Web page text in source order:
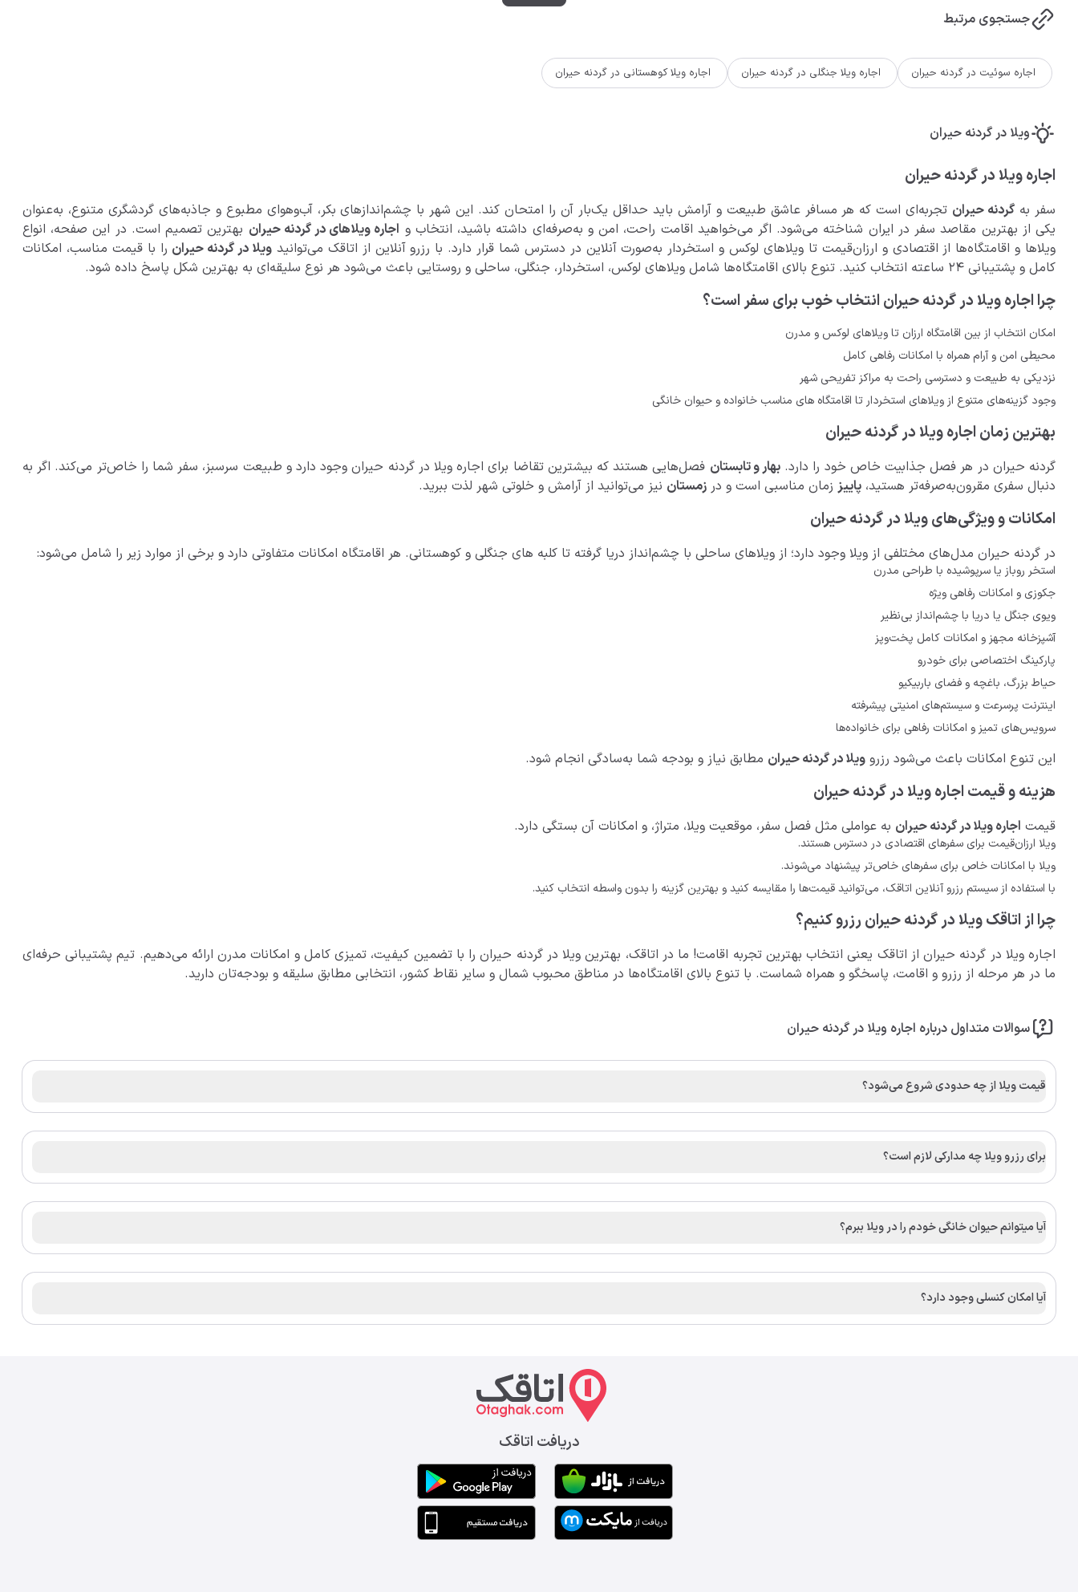
جستجوی مرتبط
اجاره سوئیت در گردنه حیران اجاره ویلا جنگلی در گردنه حیران اجاره ویلا کوهستانی در گردنه حیران
ویلا در گردنه حیران
اجاره ویلا در گردنه حیران
سفر به گردنه حیران تجربه‌ای است که هر مسافر عاشق طبیعت و آرامش باید حداقل یک‌بار آن را امتحان کند. این شهر با چشم‌اندازهای بکر، آب‌وهوای مطبوع و جاذبه‌های گردشگری متنوع، به‌عنوان
یکی از بهترین مقاصد سفر در ایران شناخته می‌شود. اگر می‌خواهید اقامت راحت، امن و به‌صرفه‌ای داشته باشید، انتخاب و اجاره ویلا‌های در گردنه حیران بهترین تصمیم است. در این صفحه، انواع
ویلاها و اقامتگاه‌ها از اقتصادی و ارزان‌قیمت تا ویلاهای لوکس و استخردار به‌صورت آنلاین در دسترس شما قرار دارد. با رزرو آنلاین از اتاقک می‌توانید ویلا در گردنه حیران را با قیمت مناسب، امکانات
کامل و پشتیبانی ۲۴ ساعته انتخاب کنید. تنوع بالای اقامتگاه‌ها شامل ویلاهای لوکس، استخردار، جنگلی، ساحلی و روستایی باعث می‌شود هر نوع سلیقه‌ای به بهترین شکل پاسخ داده شود.
چرا اجاره ویلا در گردنه حیران انتخاب خوب برای سفر است؟
امکان انتخاب از بین اقامتگاه ارزان تا ویلاهای لوکس و مدرن
محیطی امن و آرام همراه با امکانات رفاهی کامل
نزدیکی به طبیعت و دسترسی راحت به مراکز تفریحی شهر
وجود گزینه‌های متنوع از ویلاهای استخردار تا اقامتگاه های مناسب خانواده و حیوان خانگی
بهترین زمان اجاره ویلا در گردنه حیران
گردنه حیران در هر فصل جذابیت خاص خود را دارد. بهار و تابستان فصل‌هایی هستند که بیشترین تقاضا برای اجاره ویلا در گردنه حیران وجود دارد و طبیعت سرسبز، سفر شما را خاص‌تر می‌کند. اگر به
دنبال سفری مقرون‌به‌صرفه‌تر هستید، پاییز زمان مناسبی است و در زمستان نیز می‌توانید از آرامش و خلوتی شهر لذت ببرید.
امکانات و ویژگی‌های ویلا‌ در گردنه حیران
در گردنه حیران مدل‌های مختلفی از ویلا وجود دارد؛ از ویلاهای ساحلی با چشم‌انداز دریا گرفته تا کلبه های جنگلی و کوهستانی. هر اقامتگاه امکانات متفاوتی دارد و برخی از موارد زیر را شامل می‌شود:
استخر روباز یا سرپوشیده با طراحی مدرن
جکوزی و امکانات رفاهی ویژه
ویوی جنگل یا دریا با چشم‌انداز بی‌نظیر
آشپزخانه مجهز و امکانات کامل پخت‌وپز
پارکینگ اختصاصی برای خودرو
حیاط بزرگ، باغچه و فضای باربیکیو
اینترنت پرسرعت و سیستم‌های امنیتی پیشرفته
سرویس‌های تمیز و امکانات رفاهی برای خانواده‌ها
این تنوع امکانات باعث می‌شود رزرو ویلا‌ در گردنه حیران مطابق نیاز و بودجه شما به‌سادگی انجام شود.
هزینه و قیمت اجاره ویلا در گردنه حیران
قیمت اجاره ویلا در گردنه حیران به عواملی مثل فصل سفر، موقعیت ویلا، متراژ، و امکانات آن بستگی دارد.
ویلا ارزان‌قیمت برای سفرهای اقتصادی در دسترس هستند.
ویلا با امکانات خاص برای سفرهای خاص‌تر پیشنهاد می‌شوند.
با استفاده از سیستم رزرو آنلاین اتاقک، می‌توانید قیمت‌ها را مقایسه کنید و بهترین گزینه را بدون واسطه انتخاب کنید.
چرا از اتاقک ویلا در گردنه حیران رزرو کنیم؟
اجاره ویلا در گردنه حیران از اتاقک یعنی انتخاب بهترین تجربه اقامت! ما در اتاقک، بهترین ویلا در گردنه حیران را با تضمین کیفیت، تمیزی کامل و امکانات مدرن ارائه می‌دهیم. تیم پشتیبانی حرفه‌ای
ما در هر مرحله از رزرو و اقامت، پاسخگو و همراه شماست. با تنوع بالای اقامتگاه‌ها در مناطق محبوب شمال و سایر نقاط کشور، انتخابی مطابق سلیقه و بودجه‌تان دارید.
سوالات متداول درباره اجاره ویلا در گردنه حیران
قیمت ویلا از چه حدودی شروع می‌شود؟
برای رزرو ویلا چه مدارکی لازم است؟
آیا میتوانم حیوان خانگی خودم را در ویلا ببرم؟
آیا امکان کنسلی وجود دارد؟
دریافت اتاقک